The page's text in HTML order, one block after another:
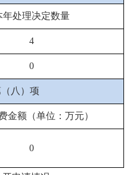
年处理决定数量
4
0
八）项
金额（单位：万元）
0